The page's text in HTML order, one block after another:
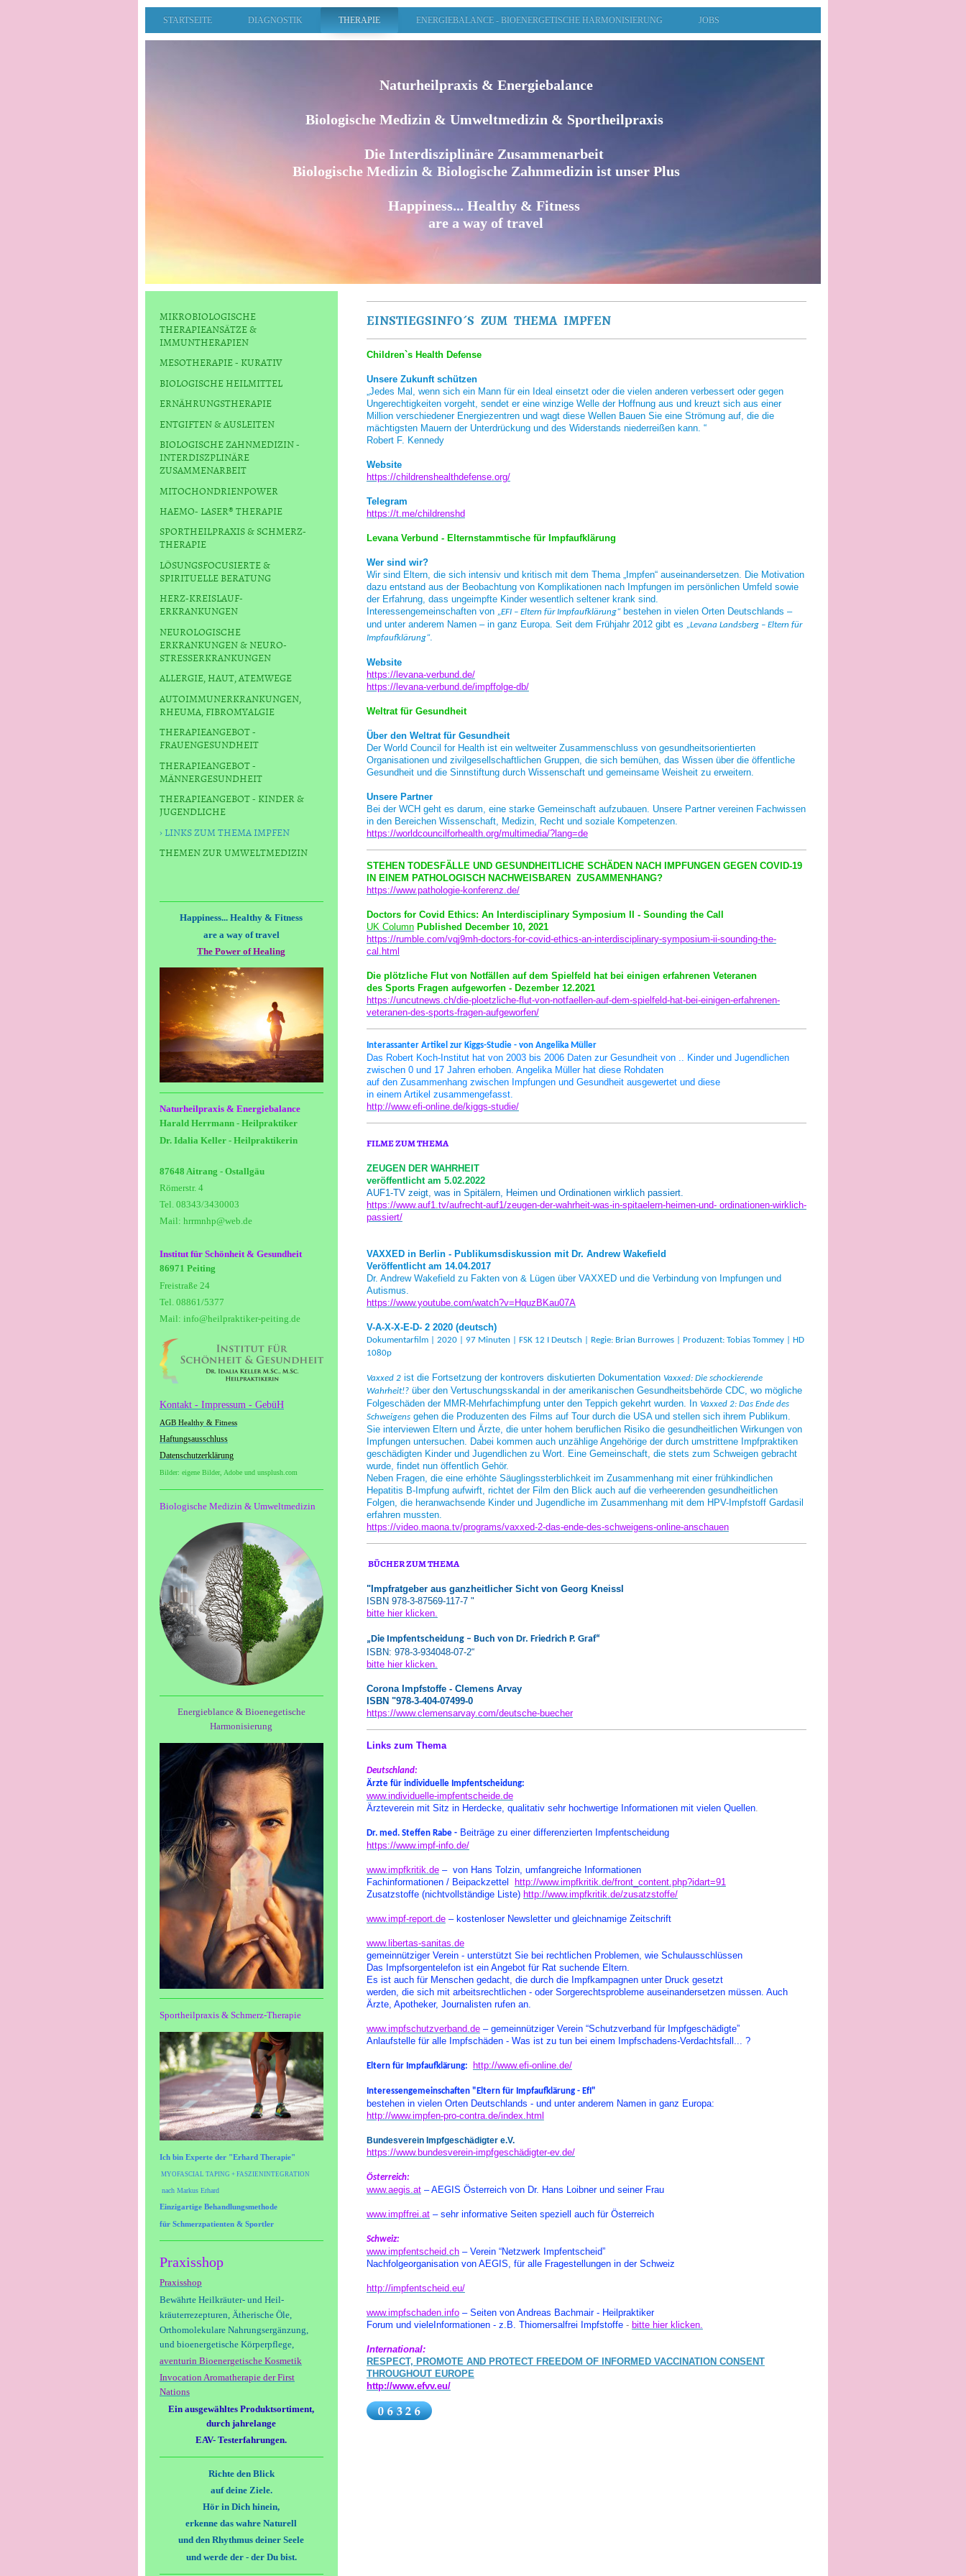
STARTSEITE DIAGNOSTIK THERAPIE ENERGIEBALANCE - BIOENERGETISCHE HARMONISIERUNG JOBS
Naturheilpraxis & Energiebalance
Biologische Medizin & Umweltmedizin & Sportheilpraxis
Die Interdisziplinäre Zusammenarbeit
Biologische Medizin & Biologische Zahnmedizin ist unser Plus
Happiness... Healthy & Fitness
are a way of travel
EINSTIEGSINFO´S ZUM THEMA IMPFEN
Children`s Health Defense
Unsere Zukunft schützen
„Jedes Mal, wenn sich ein Mann für ein Ideal einsetzt oder die vielen anderen verbessert oder gegen
Ungerechtigkeiten vorgeht, sendet er eine winzige Welle der Hoffnung aus und kreuzt sich aus einer
Million verschiedener Energiezentren und wagt diese Wellen Bauen Sie eine Strömung auf, die die
mächtigsten Mauern der Unterdrückung und des Widerstands niederreißen kann. “
Robert F. Kennedy
Website
https://childrenshealthdefense.org/
Telegram
https://t.me/childrenshd
Levana Verbund - Elternstammtische für Impfaufklärung
Wer sind wir?
Wir sind Eltern, die sich intensiv und kritisch mit dem Thema „Impfen“ auseinandersetzen. Die Motivation
dazu entstand aus der Beobachtung von Komplikationen nach Impfungen im persönlichen Umfeld sowie
der Erfahrung, dass ungeimpfte Kinder wesentlich seltener krank sind.
Interessengemeinschaften von „EFI – Eltern für Impfaufklärung“bestehen in vielen Orten Deutschlands –
und unter anderem Namen – in ganz Europa. Seit dem Frühjahr 2012 gibt es „Levana Landsberg – Eltern für
Impfaufklärung“.
Website
https://levana-verbund.de/
https://levana-verbund.de/impffolge-db/
Weltrat für Gesundheit
Über den Weltrat für Gesundheit
Der World Council for Health ist ein weltweiter Zusammenschluss von gesundheitsorientierten
Organisationen und zivilgesellschaftlichen Gruppen, die sich bemühen, das Wissen über die öffentliche
Gesundheit und die Sinnstiftung durch Wissenschaft und gemeinsame Weisheit zu erweitern.
Unsere Partner
Bei der WCH geht es darum, eine starke Gemeinschaft aufzubauen. Unsere Partner vereinen Fachwissen
in den Bereichen Wissenschaft, Medizin, Recht und soziale Kompetenzen.
https://worldcouncilforhealth.org/multimedia/?lang=de
STEHEN TODESFÄLLE UND GESUNDHEITLICHE SCHÄDEN NACH IMPFUNGEN GEGEN COVID-19
IN EINEM PATHOLOGISCH NACHWEISBAREN ZUSAMMENHANG?
https://www.pathologie-konferenz.de/
Doctors for Covid Ethics: An Interdisciplinary Symposium II - Sounding the Call
UK Column Published December 10, 2021
https://rumble.com/vqj9mh-doctors-for-covid-ethics-an-interdisciplinary-symposium-ii-sounding-the-
cal.html
Die plötzliche Flut von Notfällen auf dem Spielfeld hat bei einigen erfahrenen Veteranen
des Sports Fragen aufgeworfen - Dezember 12.2021
https://uncutnews.ch/die-ploetzliche-flut-von-notfaellen-auf-dem-spielfeld-hat-bei-einigen-erfahrenen-
veteranen-des-sports-fragen-aufgeworfen/
Interassanter Artikel zur Kiggs-Studie - von Angelika Müller
Das Robert Koch-Institut hat von 2003 bis 2006 Daten zur Gesundheit von .. Kinder und Jugendlichen
zwischen 0 und 17 Jahren erhoben. Angelika Müller hat diese Rohdaten
auf den Zusammenhang zwischen Impfungen und Gesundheit ausgewertet und diese
in einem Artikel zusammengefasst.
http://www.efi-online.de/kiggs-studie/
FILME ZUM THEMA
ZEUGEN DER WAHRHEIT
veröffentlicht am 5.02.2022
AUF1-TV zeigt, was in Spitälern, Heimen und Ordinationen wirklich passiert.
https://www.auf1.tv/aufrecht-auf1/zeugen-der-wahrheit-was-in-spitaelern-heimen-und- ordinationen-wirklich-
passiert/
VAXXED in Berlin - Publikumsdiskussion mit Dr. Andrew Wakefield
Veröffentlicht am 14.04.2017
Dr. Andrew Wakefield zu Fakten von & Lügen über VAXXED und die Verbindung von Impfungen und
Autismus.
https://www.youtube.com/watch?v=HquzBKau07A
V-A-X-X-E-D- 2 2020 (deutsch)
Dokumentarfilm | 2020 | 97 Minuten | FSK 12 I Deutsch | Regie: Brian Burrowes | Produzent: Tobias Tommey | HD
1080p
Vaxxed 2ist die Fortsetzung der kontrovers diskutierten Dokumentation Vaxxed: Die schockierende
Wahrheit!?über den Vertuschungsskandal in der amerikanischen Gesundheitsbehörde CDC, wo mögliche
Folgeschäden der MMR-Mehrfachimpfung unter den Teppich gekehrt wurden. In Vaxxed 2: Das Ende des
Schweigensgehen die Produzenten des Films auf Tour durch die USA und stellen sich ihrem Publikum.
Sie interviewen Eltern und Ärzte, die unter hohem beruflichen Risiko die gesundheitlichen Wirkungen von
Impfungen untersuchen. Dabei kommen auch unzählige Angehörige der durch umstrittene Impfpraktiken
geschädigten Kinder und Jugendlichen zu Wort. Eine Gemeinschaft, die stets zum Schweigen gebracht
wurde, findet nun öffentlich Gehör.
Neben Fragen, die eine erhöhte Säuglingssterblichkeit im Zusammenhang mit einer frühkindlichen
Hepatitis B-Impfung aufwirft, richtet der Film den Blick auch auf die verheerenden gesundheitlichen
Folgen, die heranwachsende Kinder und Jugendliche im Zusammenhang mit dem HPV-Impfstoff Gardasil
erfahren mussten.
https://video.maona.tv/programs/vaxxed-2-das-ende-des-schweigens-online-anschauen
BÜCHER ZUM THEMA
"Impfratgeber aus ganzheitlicher Sicht von Georg Kneissl
ISBN 978-3-87569-117-7 "
bitte hier klicken.
„Die Impfentscheidung – Buch von Dr. Friedrich P. Graf“
ISBN: 978-3-934048-07-2“
bitte hier klicken.
Corona Impfstoffe - Clemens Arvay
ISBN "978-3-404-07499-0
https://www.clemensarvay.com/deutsche-buecher
Links zum Thema
Deutschland:
Ärzte für individuelle Impfentscheidung:
www.individuelle-impfentscheide.de
Ärzteverein mit Sitz in Herdecke, qualitativ sehr hochwertige Informationen mit vielen Quellen.
Dr. med. Steffen Rabe - Beiträge zu einer differenzierten Impfentscheidung
https://www.impf-info.de/
www.impfkritik.de – von Hans Tolzin, umfangreiche Informationen
Fachinformationen / Beipackzettel
http://www.impfkritik.de/front_content.php?idart=91
Zusatzstoffe (nichtvollständige Liste) http://www.impfkritik.de/zusatzstoffe/
www.impf-report.de – kostenloser Newsletter und gleichnamige Zeitschrift
www.libertas-sanitas.de
gemeinnütziger Verein - unterstützt Sie bei rechtlichen Problemen, wie Schulausschlüssen
Das Impfsorgentelefon ist ein Angebot für Rat suchende Eltern.
Es ist auch für Menschen gedacht, die durch die Impfkampagnen unter Druck gesetzt
werden, die sich mit arbeitsrechtlichen - oder Sorgerechtsprobleme auseinandersetzen müssen. Auch
Ärzte, Apotheker, Journalisten rufen an.
www.impfschutzverband.de – gemeinnütziger Verein “Schutzverband für Impfgeschädigte”
Anlaufstelle für alle Impfschäden - Was ist zu tun bei einem Impfschadens-Verdachtsfall... ?
Eltern für Impfaufklärung: http://www.efi-online.de/
Interessengemeinschaften "Eltern für Impfaufklärung - EfI"
bestehen in vielen Orten Deutschlands - und unter anderem Namen in ganz Europa:
http://www.impfen-pro-contra.de/index.html
Bundesverein Impfgeschädigter e.V.
https://www.bundesverein-impfgeschädigter-ev.de/
Österreich:
www.aegis.at – AEGIS Österreich von Dr. Hans Loibner und seiner Frau
www.impffrei.at – sehr informative Seiten speziell auch für Österreich
Schweiz:
www.impfentscheid.ch – Verein “Netzwerk Impfentscheid”
Nachfolgeorganisation von AEGIS, für alle Fragestellungen in der Schweiz
http://impfentscheid.eu/
www.impfschaden.info – Seiten von Andreas Bachmair - Heilpraktiker
Forum und vieleInformationen - z.B. Thiomersalfrei Impfstoffe - bitte hier klicken.
International:
RESPECT, PROMOTE AND PROTECT FREEDOM OF INFORMED VACCINATION CONSENT
THROUGHOUT EUROPE
http://www.efvv.eu/
MIKROBIOLOGISCHE
THERAPIEANSÄTZE &
IMMUNTHERAPIEN
MESOTHERAPIE - KURATIV
BIOLOGISCHE HEILMITTEL
ERNÄHRUNGSTHERAPIE
ENTGIFTEN & AUSLEITEN
BIOLOGISCHE ZAHNMEDIZIN -
INTERDISZPLINÄRE
ZUSAMMENARBEIT
MITOCHONDRIENPOWER
HAEMO- LASER® THERAPIE
SPORTHEILPRAXIS & SCHMERZ-
THERAPIE
LÖSUNGSFOCUSIERTE &
SPIRITUELLE BERATUNG
HERZ-KREISLAUF-
ERKRANKUNGEN
NEUROLOGISCHE
ERKRANKUNGEN & NEURO-
STRESSERKRANKUNGEN
ALLERGIE, HAUT, ATEMWEGE
AUTOIMMUNERKRANKUNGEN,
RHEUMA, FIBROMYALGIE
THERAPIEANGEBOT -
FRAUENGESUNDHEIT
THERAPIEANGEBOT -
MÄNNERGESUNDHEIT
THERAPIEANGEBOT - KINDER &
JUGENDLICHE
LINKS ZUM THEMA IMPFEN
THEMEN ZUR UMWELTMEDIZIN
Happiness... Healthy & Fitness
are a way of travel
The Power of Healing
Naturheilpraxis & Energiebalance
Harald Herrmann - Heilpraktiker
Dr. Idalia Keller - Heilpraktikerin
87648 Aitrang - Ostallgäu
Römerstr. 4
Tel. 08343/3430003
Mail: hrrmnhp@web.de
Institut für Schönheit & Gesundheit
86971 Peiting
Freistraße 24
Tel. 08861/5377
Mail: info@heilpraktiker-peiting.de
Kontakt - Impressum - GebüH
AGB Healthy & Fitness
Haftungsausschluss
Datenschutzerklärung
Bilder: eigene Bilder, Adobe und unsplush.com
Biologische Medizin & Umweltmedizin
Energieblance & Bioenegetische
Harmonisierung
Sportheilpraxis & Schmerz-Therapie
Ich bin Experte der "Erhard Therapie"
MYOFASCIAL TAPING + FASZIENINTEGRATION
nach Markus Erhard
Einzigartige Behandlungsmethode
für Schmerzpatienten & Sportler
Praxisshop
Praxisshop
Bewährte Heilkräuter- und Heil-
kräuterrezepturen, Ätherische Öle,
Orthomolekulare Nahrungsergänzung,
und bioenergetische Körperpflege,
aventurin Bioenergetische Kosmetik
Invocation Aromatherapie der First
Nations
Ein ausgewähltes Produktsortiment,
durch jahrelange
EAV- Testerfahrungen.
Richte den Blick
auf deine Ziele.
Hör in Dich hinein,
erkenne das wahre Naturell
und den Rhythmus deiner Seele
und werde der - der Du bist.